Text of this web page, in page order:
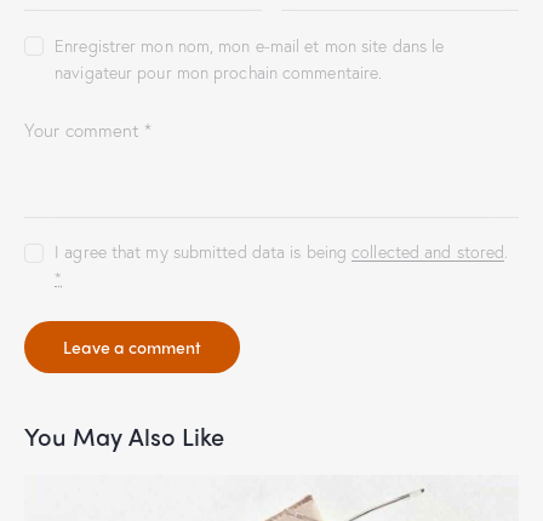
Enregistrer mon nom, mon e-mail et mon site dans le
navigateur pour mon prochain commentaire.
I agree that my submitted data is beingcollected and stored.
*
You May Also Like